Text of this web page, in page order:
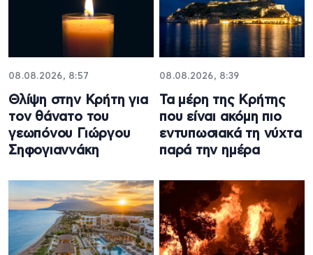
08.08.2026, 8:57
Θλίψη στην Κρήτη για
τον θάνατο του
γεωπόνου Γιώργου
Σηφογιαννάκη
08.08.2026, 8:39
Τα μέρη της Κρήτης
που είναι ακόμη πιο
εντυπωσιακά τη νύχτα
παρά την ημέρα